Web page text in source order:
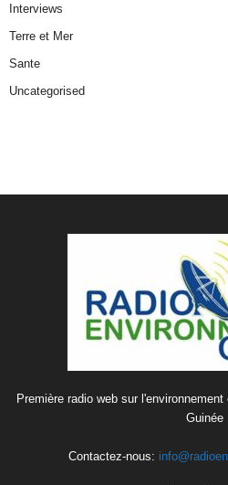
Interviews
Terre et Mer
Sante
Uncategorised
Première radio web sur
Guinée
Contactez-nous: